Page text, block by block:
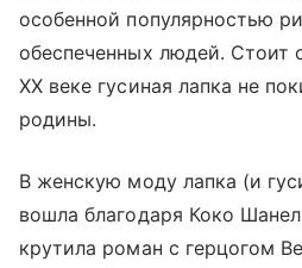
особенной популярностью
обеспеченных людей. Стоит
XX веке гусиная лапка не
родины.
В женскую моду лапка (и
вошла благодаря Коко
крутила роман с герцогом